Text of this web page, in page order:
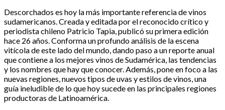
Descorchados es hoy la más importante referencia de vinos
sudamericanos. Creada y editada por el reconocido crítico y
periodista chileno Patricio Tapia, publicó su primera edición
hace 26 años. Conforma un profundo análisis de la escena
vitícola de este lado del mundo, dando paso a un reporte anual
que contiene a los mejores vinos de Sudamérica, las tendencias
y los nombres que hay que conocer. Además, pone en foco a las
nuevas regiones, nuevos tipos de uvas y estilos de vinos, una
guía ineludible de lo que hoy sucede en las principales regiones
productoras de Latinoamérica.